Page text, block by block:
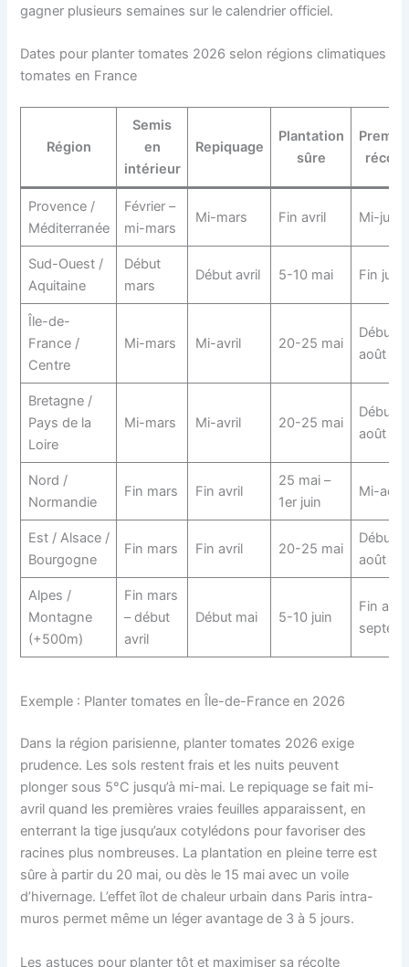
gagner plusieurs semaines sur le calendrier officiel.
Dates pour planter tomates 2026 selon régions climatiques
tomates en France
Région
Semis
en
intérieur
Repiquage
Plantation
sûre
Provence /
Méditerranée
Février –
mi-mars
Mi-mars Fin avril Mi-juillet
Sud-Ouest /
Aquitaine
Début
mars
Début avril 5-10 mai Fin
Île-de-
France /
Centre
Mi-mars Mi-avril 20-25 mai
Début
août
Bretagne /
Pays de la
Loire
Mi-mars Mi-avril 20-25 mai
Début
août
Nord /
Normandie
Fin mars Fin avril
25 mai –
1er juin
Mi-août
Est / Alsace /
Bourgogne
Fin mars Fin avril 20-25 mai
Début
août
Alpes /
Montagne
(+500m)
Fin mars
– début
avril
Début mai 5-10 juin
Fin
Exemple : Planter tomates en Île-de-France en 2026
Dans la région parisienne, planter tomates 2026 exige
prudence. Les sols restent frais et les nuits peuvent
plonger sous 5°C jusqu’à mi-mai. Le repiquage se fait mi-
avril quand les premières vraies feuilles apparaissent, en
enterrant la tige jusqu’aux cotylédons pour favoriser des
racines plus nombreuses. La plantation en pleine terre est
sûre à partir du 20 mai, ou dès le 15 mai avec un voile
d’hivernage. L’effet îlot de chaleur urbain dans Paris intra-
muros permet même un léger avantage de 3 à 5 jours.
Les astuces pour planter tôt et maximiser sa récolte